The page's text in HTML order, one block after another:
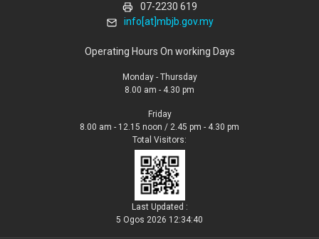
07-2230 619
info[at]mbjb.gov.my
Operating Hours On working Days
Monday - Thursday
8.00 am - 4.30 pm
Friday
8.00 am - 12.15 noon / 2.45 pm - 4.30 pm
Total Visitors:
Last Updated :
5 Ogos 2026 12:34:40